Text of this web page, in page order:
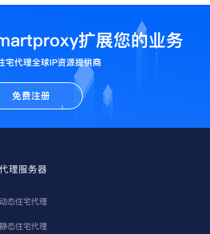
扩展您的业务
宅代理全球IP资源提供商
免费注册
代理服务器
动态住宅代理
静态住宅代理